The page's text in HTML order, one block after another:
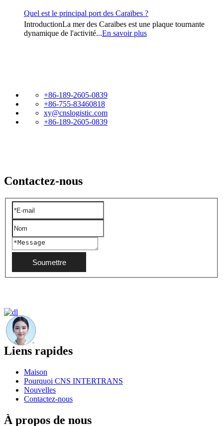
Quel est le principal port des Caraïbes ?
IntroductionLa mer des Caraïbes est une plaque tournante
dynamique de l'activité...En savoir plus
+86-189-2605-0839
+86-755-83460818
xy@cnslogistic.com
+86-189-2605-0839
Contactez-nous
Soumettre
Liens rapides
Maison
Pourquoi CNS INTERTRANS
Nouvelles
Contactez-nous
À propos de nous